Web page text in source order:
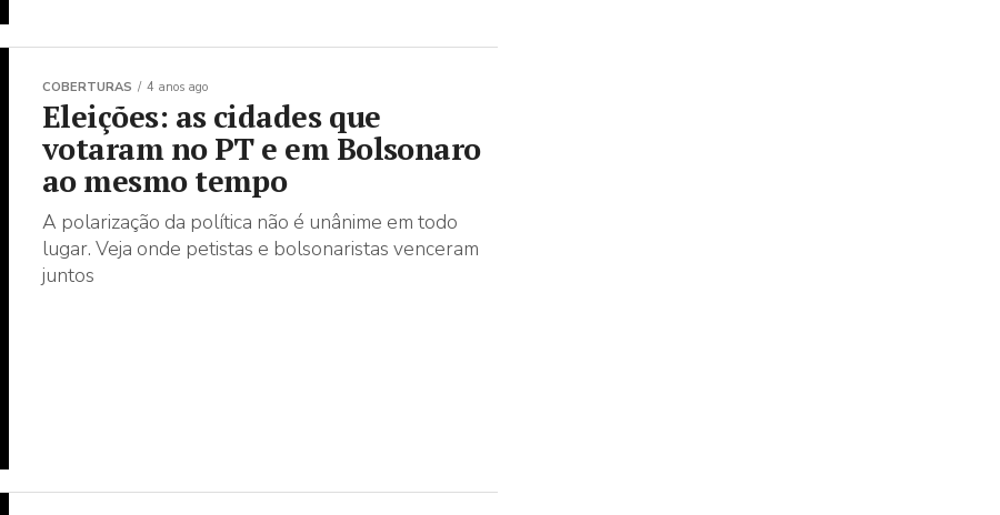
COBERTURAS 4 anos ago
Eleições: as cidades que
votaram no PT e em Bolsonaro
ao mesmo tempo
A polarização da política não é unânime em todo
lugar. Veja onde petistas e bolsonaristas venceram
juntos